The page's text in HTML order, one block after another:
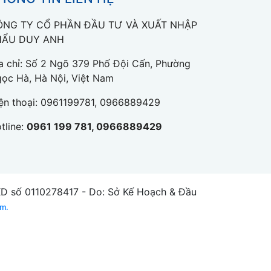
TY CỔ PHẦN ĐẦU TƯ VÀ XUẤT NHẬP
DUY ANH
chỉ: Số 2 Ngõ 379 Phố Đội Cấn, Phường
Hà, Hà Nội, Việt Nam
thoại: 0961199781, 0966889429
0961 199 781, 0966889429
số 0110278417 - Do: Sở Kế Hoạch & Đầu